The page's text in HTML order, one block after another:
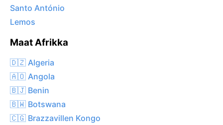
Santo António
Lemos
Maat Afrikka
🇩🇿 Algeria
🇦🇴 Angola
🇧🇯 Benin
🇧🇼 Botswana
🇨🇬 Brazzavillen Kongo